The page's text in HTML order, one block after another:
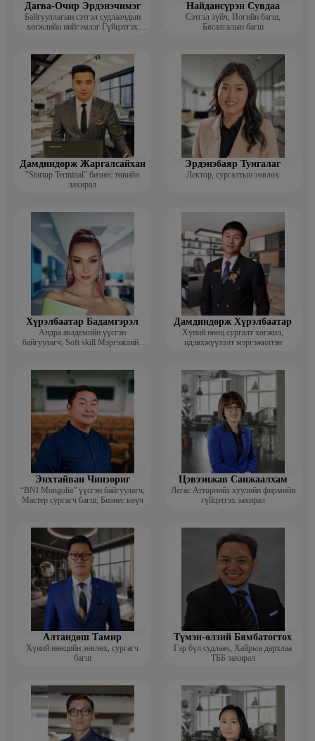
Дагва-Очир Эрдэнэчимэг
Байгууллагын сэтгэл судлаачдын
хөгжлийн нийгэмлэг Гүйцэтгэх
Найдансүрэн Сувдаа
Сэтгэл зүйч, Иогийн багш,
Бясалгалын багш
Дамдиндорж Жаргалсайхан
"Startup Terminal" бизнес төвийн
захирал
Эрдэнэбаяр Тунгалаг
Лектор, сургалтын зөвлөх
Хүрэлбаатар Бадамгэрэл
Андра академийн үүсгэн
байгуулагч, Soft skill Мэргэжлийн
Дамдиндорж Хүрэлбаатар
Хүний нөөц сургалт хөгжил,
идэвхжүүлэлт мэргэжилтэн
Энхтайван Чинзориг
“BNI Mongolia” үүсгэн байгуулагч,
Мастер сургагч багш, Бизнес көүч
Цэвээнжав Санжаалхам
Легас Атторнийз хуулийн фирмийн
гүйцэтгэх захирал
Алтандөш Тамир
Хүний нөөцийн зөвлөх, сургагч
багш
Түмэн-өлзий Бямбатогтох
Гэр бүл судлаач, Хайрын дархлаа
ТББ захирал